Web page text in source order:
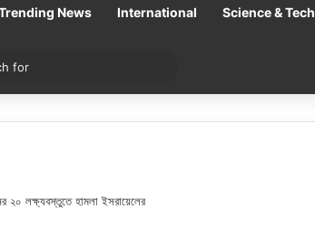
News International Science & Tech
for
২০ লক্ষ্যবস্তুতে হামলা ইসরায়েলের